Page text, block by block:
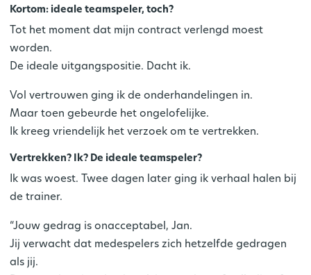
Kortom: ideale teamspeler, toch?
Tot het moment dat mijn contract verlengd moest
worden.
De ideale uitgangspositie. Dacht ik.
Vol vertrouwen ging ik de onderhandelingen in.
Maar toen gebeurde het ongelofelijke.
Ik kreeg vriendelijk het verzoek om te vertrekken.
Vertrekken? Ik? De ideale teamspeler?
Ik was woest. Twee dagen later ging ik verhaal halen bij
de trainer.
“Jouw gedrag is onacceptabel, Jan.
Jij verwacht dat medespelers zich hetzelfde gedragen
als jij.